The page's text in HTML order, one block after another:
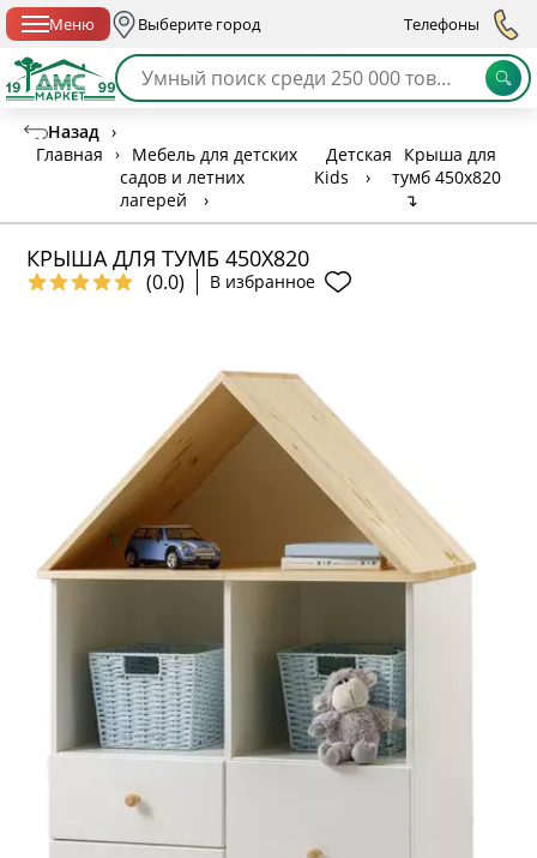
Меню Выберите город Телефоны
Назад ›
Главная
›
Мебель для детских
садов и летних
лагерей
›
Детская
Kids
›
Крыша для
тумб 450х820
↴
КРЫША ДЛЯ ТУМБ 450Х820
(0.0) В избранное